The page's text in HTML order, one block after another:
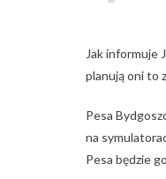
Jak informuje
planują oni to
Pesa
na
Pesa będzie